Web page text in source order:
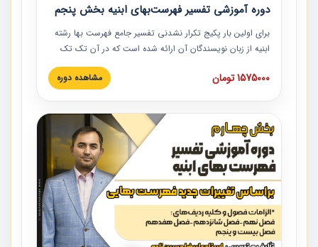
دوره آموزشی تفسیر فهرست‌بهای ابنیه بخش پنجم
برای اولین بار پکیج تکرار نشدنی تفسیر جامع فهرست بها رشته
ابنیه از زبان نویسندگان آن ارائه شده است که در آن تک تک
ردیف ها و مطالب فهرست بها تفسیر و ارائه شده است. این
دوره به صورت کامل تصویری بوده و به همراه تصاویر عملیات
دوره با کلام مهندس علیرضاحسین‌زاده مدیر پروژه مهندسی
مشاور در امر بازنگری فهرست بها رشته ابنیه ارائه شده و به تمام
همکارانی که در حوزه صنعت ساخت در حال فعالیت هستند حتما
توصیه می کنیم از مطالب این دوره استفاده نمایند.
1575000 تومان مشاهده دوره